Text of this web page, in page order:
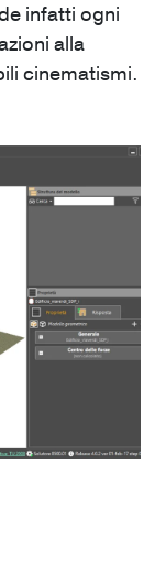
infatti ogni
alla
cinematismi.